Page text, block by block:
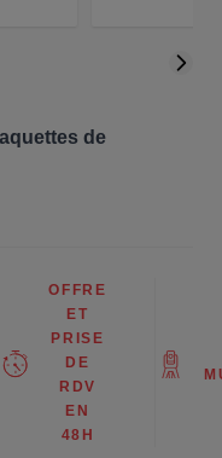
de
OFFRE
ET
PRISE
DE
RDV
EN
48H